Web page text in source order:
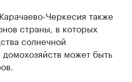
Черкесия также
страны, в которых
солнечной
может быть